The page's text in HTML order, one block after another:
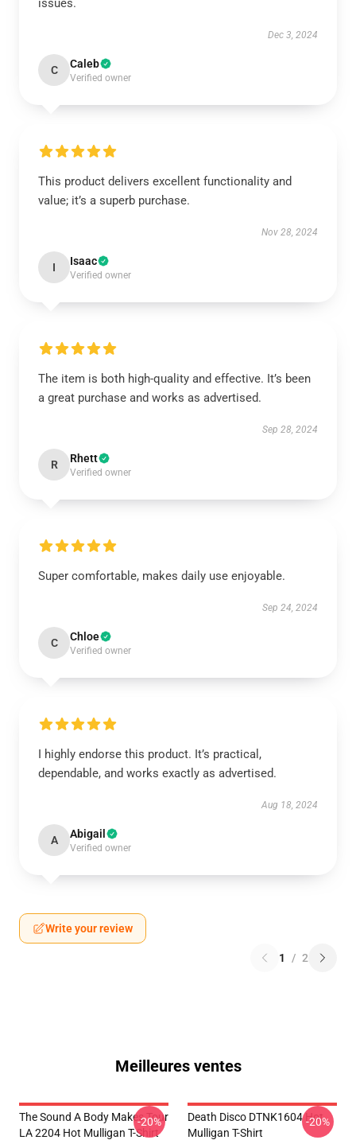
issues.
Dec 3, 2024
C Caleb
Verified owner
This product delivers excellent functionality and
value; it’s a superb purchase.
Nov 28, 2024
I Isaac
Verified owner
The item is both high-quality and effective. It’s been
a great purchase and works as advertised.
Sep 28, 2024
R Rhett
Verified owner
Super comfortable, makes daily use enjoyable.
Sep 24, 2024
C Chloe
Verified owner
I highly endorse this product. It’s practical,
dependable, and works exactly as advertised.
Aug 18, 2024
A Abigail
Verified owner
Write your review
1 / 2
Meilleures ventes
The Sound A Body Makes Tour
LA 2204 Hot Mulligan T-Shirt
-20%
Death Disco DTNK1604 Hot
Mulligan T-Shirt
-20%